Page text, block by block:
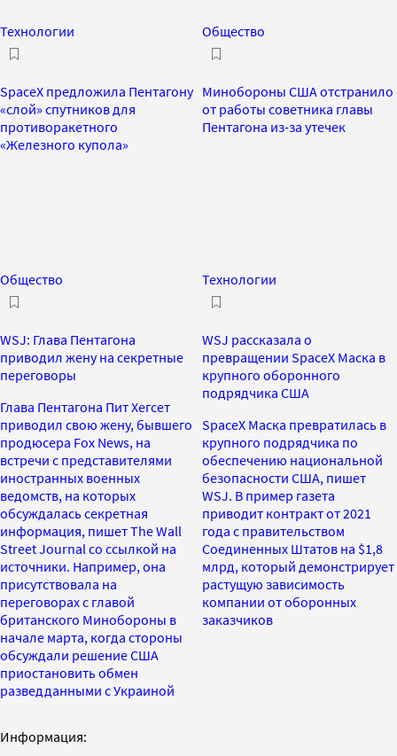
Технологии
SpaceX предложила Пентагону
«слой» спутников для
противоракетного
«Железного купола»
Общество
Минобороны США отстранило
от работы советника главы
Пентагона из-за утечек
Общество
WSJ: Глава Пентагона
приводил жену на секретные
переговоры
Глава Пентагона Пит Хегсет
приводил свою жену, бывшего
продюсера Fox News, на
встречи с представителями
иностранных военных
ведомств, на которых
обсуждалась секретная
информация, пишет The Wall
Street Journal со ссылкой на
источники. Например, она
присутствовала на
переговорах с главой
британского Минобороны в
начале марта, когда стороны
обсуждали решение США
приостановить обмен
разведданными с Украиной
Технологии
WSJ рассказала о
превращении SpaceX Маска в
крупного оборонного
подрядчика США
SpaceX Маска превратилась в
крупного подрядчика по
обеспечению национальной
безопасности США, пишет
WSJ. В пример газета
приводит контракт от 2021
года с правительством
Соединенных Штатов на $1,8
млрд, который демонстрирует
растущую зависимость
компании от оборонных
заказчиков
Информация: